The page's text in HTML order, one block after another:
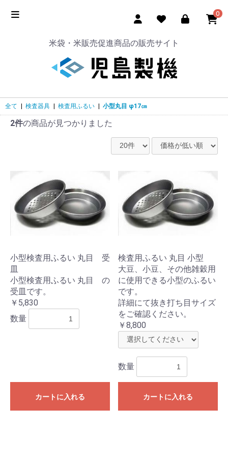
0
米袋・米販売促進商品の販売サイト
全て 検査器具 検査用ふるい 小型丸目 φ17㎝
2件の商品が見つかりました
小型検査用ふるい 丸目 受
皿
小型検査用ふるい 丸目 の
受皿です。
￥5,830
数量
カートに入れる
検査用ふるい 丸目 小型
大豆、小豆、その他雑穀用
に使用できる小型のふるい
です。
詳細にて抜き打ち目サイズ
をご確認ください。
￥8,800
数量
カートに入れる
カートへ進む